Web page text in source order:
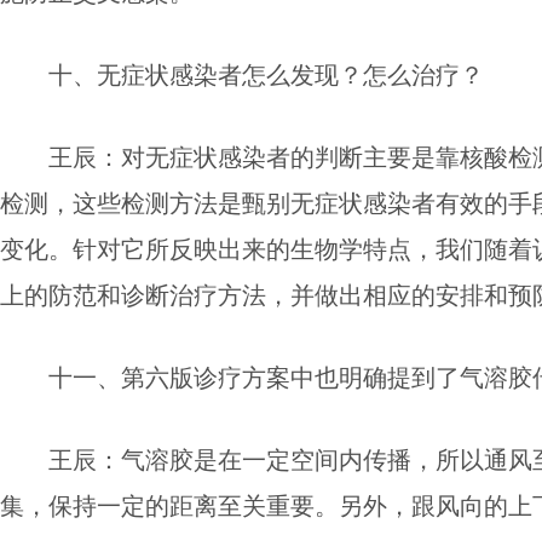
十、无症状感染者怎么发现？ 怎么治疗？
王辰： 对无症状感染者的判断主要是靠核酸
检测，这些检测方法是甄别无症状感染者有效的
变化。针对它所反映出来的生物学特点，我们随着
上的防范和诊断治疗方法，并做出相应的安排和预
十一、第六版诊疗方案中也明确提到了气溶胶
王辰：气溶胶是在一定空间内传播，所以通风
集，保持一定的距离至关重要。另外，跟风向的上